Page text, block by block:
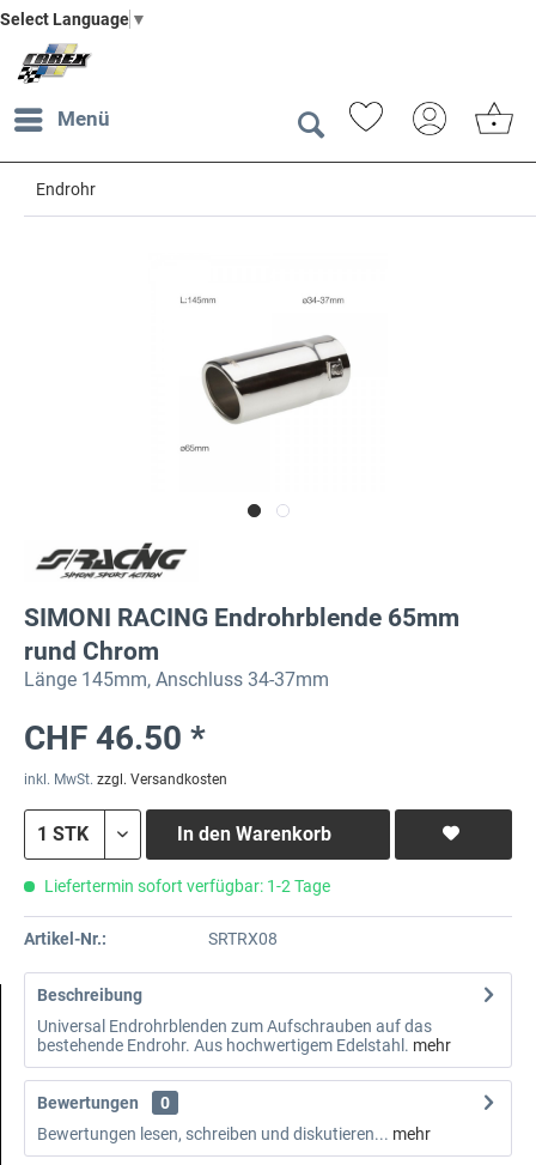
Select Language ▼
Menü
Endrohr
SIMONI RACING Endrohrblende 65mm
rund Chrom
Länge 145mm, Anschluss 34-37mm
CHF 46.50 *
inkl. MwSt. zzgl. Versandkosten
In den Warenkorb
Liefertermin sofort verfügbar: 1-2 Tage
Artikel-Nr.: SRTRX08
Beschreibung
Universal Endrohrblenden zum Aufschrauben auf das
bestehende Endrohr. Aus hochwertigem Edelstahl. mehr
Bewertungen
0
Bewertungen lesen, schreiben und diskutieren... mehr